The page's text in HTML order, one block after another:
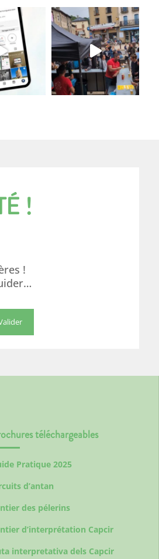
!
!
téléchargeables
Pratique 2025
d’antan
des pélerins
d’interprétation Capcir
interpretativa dels Capcir